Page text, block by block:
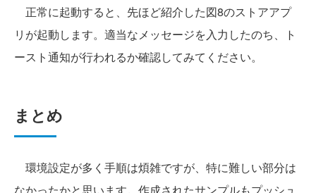
正常に起動すると、先ほど紹介した図8のストアアプ
リが起動します。適当なメッセージを入力したのち、ト
ースト通知が行われるか確認してみてください。
まとめ
環境設定が多く手順は煩雑ですが、特に難しい部分は
なかったかと思います。作成されたサンプルもプッシュ